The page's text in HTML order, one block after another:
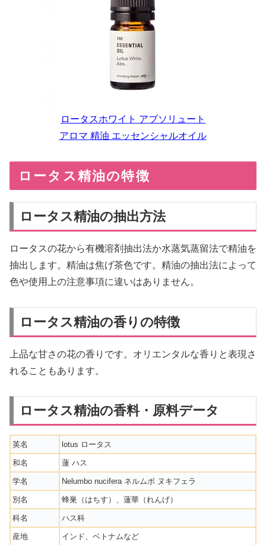
ロータスホワイト アブソリュート
アロマ 精油 エッセンシャルオイル
ロータス精油の特徴
ロータス精油の抽出方法
ロータスの花から有機溶剤抽出法か水蒸気蒸留法で精油を
抽出します。精油は焦げ茶色です。精油の抽出法によって
色や使用上の注意事項に違いはありません。
ロータス精油の香りの特徴
上品な甘さの花の香りです。オリエンタルな香りと表現さ
れることもあります。
ロータス精油の香料・原料データ
英名 lotus ロータス
和名 蓮 ハス
学名 Nelumbo nucifera ネルムボ ヌキフェラ
別名 蜂巣（はちす）、蓮華（れんげ）
科名 ハス科
産地 インド、ベトナムなど